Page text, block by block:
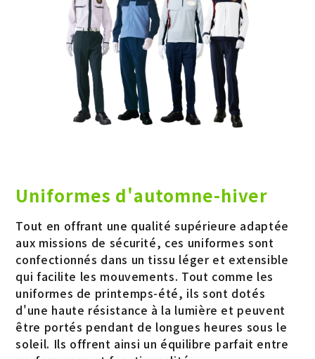
Uniformes d'automne-hiver
Tout en offrant une qualité supérieure adaptée
aux missions de sécurité, ces uniformes sont
confectionnés dans un tissu léger et extensible
qui facilite les mouvements. Tout comme les
uniformes de printemps-été, ils sont dotés
d'une haute résistance à la lumière et peuvent
être portés pendant de longues heures sous le
soleil. Ils offrent ainsi un équilibre parfait entre